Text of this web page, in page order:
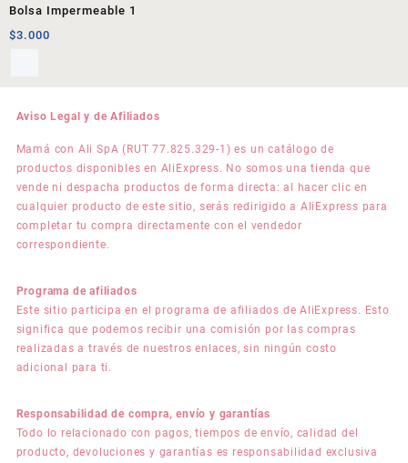
Bolsa Impermeable 1
$3.000
Aviso Legal y de Afiliados
Mamá con Ali SpA (RUT 77.825.329-1) es un catálogo de
productos disponibles en AliExpress. No somos una tienda que
vende ni despacha productos de forma directa: al hacer clic en
cualquier producto de este sitio, serás redirigido a AliExpress para
completar tu compra directamente con el vendedor
correspondiente.
Programa de afiliados
Este sitio participa en el programa de afiliados de AliExpress. Esto
significa que podemos recibir una comisión por las compras
realizadas a través de nuestros enlaces, sin ningún costo
adicional para ti.
Responsabilidad de compra, envío y garantías
Todo lo relacionado con pagos, tiempos de envío, calidad del
producto, devoluciones y garantías es responsabilidad exclusiva